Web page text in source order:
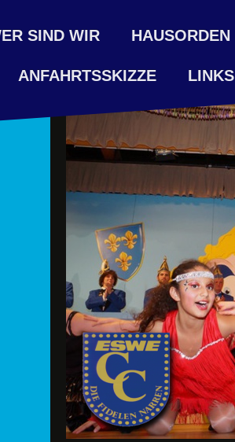
SIND WIR HAUSORDEN
ANFAHRTSSKIZZE LINKS